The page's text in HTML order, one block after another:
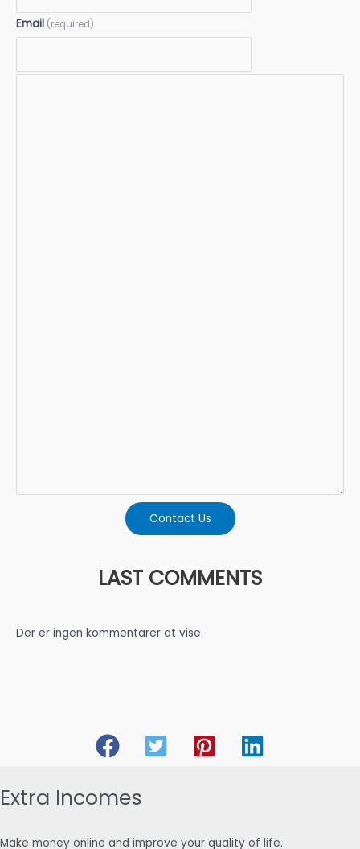
Email (required)
Contact Us
LAST COMMENTS
Der er ingen kommentarer at vise.
Extra Incomes
Make money online and improve your quality of life.